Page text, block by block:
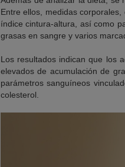
Entre ellos, medidas
índice cintura-altura, así como
grasas en sangre y varios
Los resultados indican que los
elevados de acumulación de
parámetros sanguíneos
colesterol.